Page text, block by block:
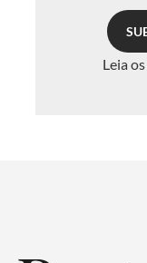
Leia